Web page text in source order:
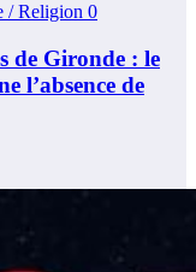
/ Religion 0
de Gironde : le
l’absence de